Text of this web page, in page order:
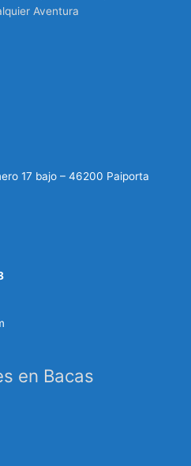
Aventura
17 bajo – 46200 Paiporta
en Bacas